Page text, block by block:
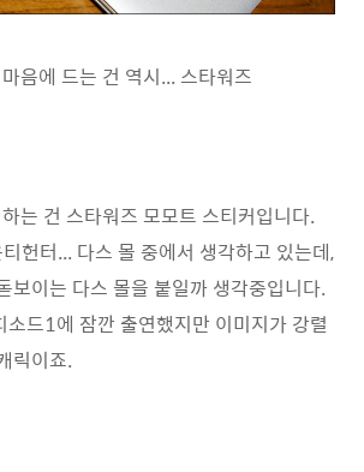
음에 드는 건 역시... 스타워즈
는 건 스타워즈 모모트 스티커입니다.
헌터... 다스 몰 중에서 생각하고 있는데,
보이는 다스 몰을 붙일까 생각중입니다.
소드1에 잠깐 출연했지만 이미지가 강렬
릭이죠.